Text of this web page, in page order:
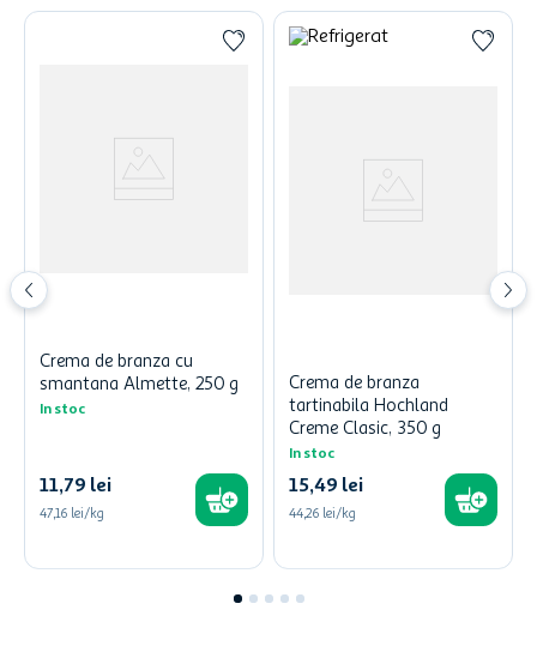
Crema de branza cu
smantana Almette, 250 g
In stoc
11,79 lei
47,16 lei/kg
Crema de branza
tartinabila Hochland
Creme Clasic, 350 g
In stoc
15,49 lei
44,26 lei/kg